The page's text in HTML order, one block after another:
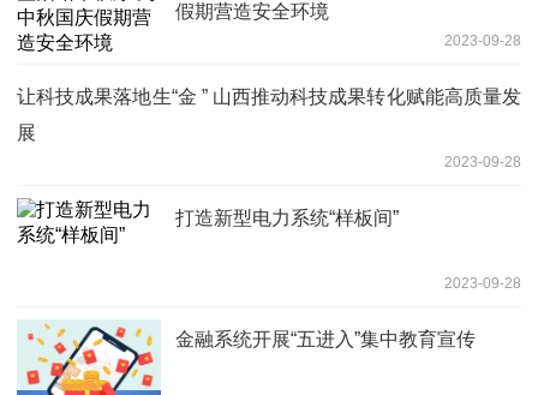
假期营造安全环境
2023-09-28
让科技成果落地生“金 ” 山西推动科技成果转化赋能高质量发
展
2023-09-28
打造新型电力系统“样板间”
2023-09-28
金融系统开展“五进入”集中教育宣传